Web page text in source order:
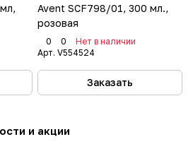
Avent SCF798/01, 300 мл.,
розовая
0 0
Нет в наличии
Арт. V554524
Заказать
и акции